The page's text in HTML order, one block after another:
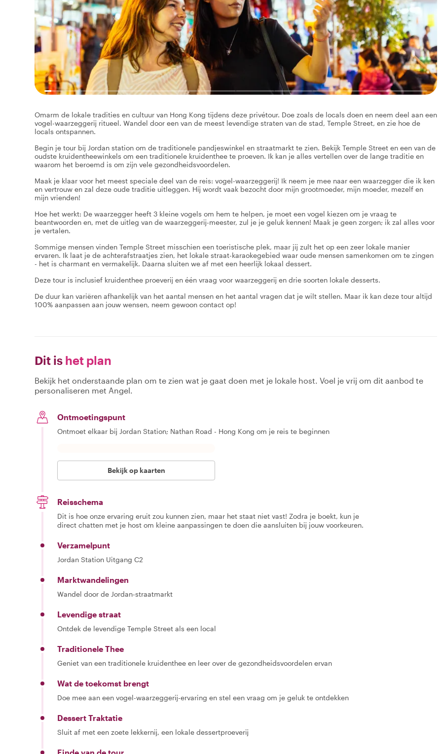
Omarm de lokale tradities en cultuur van Hong Kong tijdens deze privétour. Doe zoals de locals doen en neem deel aan een
vogel-waarzeggerij ritueel. Wandel door een van de meest levendige straten van de stad, Temple Street, en zie hoe de
locals ontspannen.
Begin je tour bij Jordan station om de traditionele pandjeswinkel en straatmarkt te zien. Bekijk Temple Street en een van de
oudste kruidentheewinkels om een traditionele kruidenthee te proeven. Ik kan je alles vertellen over de lange traditie en
waarom het beroemd is om zijn vele gezondheidsvoordelen.
Maak je klaar voor het meest speciale deel van de reis: vogel-waarzeggerij! Ik neem je mee naar een waarzegger die ik ken
en vertrouw en zal deze oude traditie uitleggen. Hij wordt vaak bezocht door mijn grootmoeder, mijn moeder, mezelf en
mijn vrienden!
Hoe het werkt: De waarzegger heeft 3 kleine vogels om hem te helpen, je moet een vogel kiezen om je vraag te
beantwoorden en, met de uitleg van de waarzeggerij-meester, zul je je geluk kennen! Maak je geen zorgen; ik zal alles voor
je vertalen.
Sommige mensen vinden Temple Street misschien een toeristische plek, maar jij zult het op een zeer lokale manier
ervaren. Ik laat je de achterafstraatjes zien, het lokale straat-karaokegebied waar oude mensen samenkomen om te zingen
- het is charmant en vermakelijk. Daarna sluiten we af met een heerlijk lokaal dessert.
Deze tour is inclusief kruidenthee proeverij en één vraag voor waarzeggerij en drie soorten lokale desserts.
De duur kan variëren afhankelijk van het aantal mensen en het aantal vragen dat je wilt stellen. Maar ik kan deze tour altijd
100% aanpassen aan jouw wensen, neem gewoon contact op!
Dit is het plan
Bekijk het onderstaande plan om te zien wat je gaat doen met je lokale host. Voel je vrij om dit aanbod te
personaliseren met Angel.
Ontmoetingspunt
Ontmoet elkaar bij Jordan Station; Nathan Road - Hong Kong om je reis te beginnen
Bekijk op kaarten
Reisschema
Dit is hoe onze ervaring eruit zou kunnen zien, maar het staat niet vast! Zodra je boekt, kun je
direct chatten met je host om kleine aanpassingen te doen die aansluiten bij jouw voorkeuren.
Verzamelpunt
Jordan Station Uitgang C2
Marktwandelingen
Wandel door de Jordan-straatmarkt
Levendige straat
Ontdek de levendige Temple Street als een local
Traditionele Thee
Geniet van een traditionele kruidenthee en leer over de gezondheidsvoordelen ervan
Wat de toekomst brengt
Doe mee aan een vogel-waarzeggerij-ervaring en stel een vraag om je geluk te ontdekken
Dessert Traktatie
Sluit af met een zoete lekkernij, een lokale dessertproeverij
Einde van de tour